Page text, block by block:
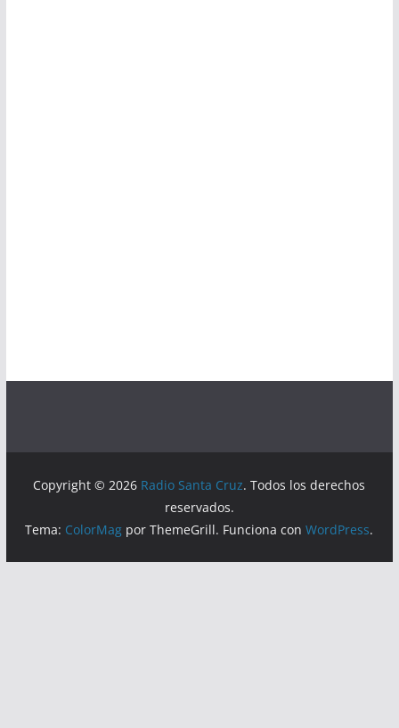
Copyright © 2026 Radio Santa Cruz. Todos los derechos
reservados.
Tema: ColorMag por ThemeGrill. Funciona conWordPress.